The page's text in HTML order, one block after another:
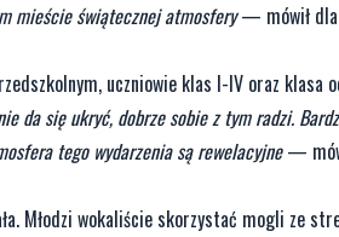
mieście świątecznej atmosfery— mówił dla
uczniowie klas I-IV oraz klasa
da się ukryć, dobrze sobie z tym radzi.
tego wydarzenia są rewelacyjne—
Młodzi wokaliście skorzystać mogli ze